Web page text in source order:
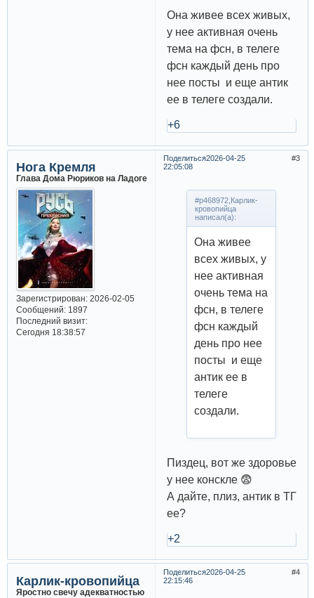
Она живее всех живых,
у нее активная очень
тема на фсн, в телеге
фсн каждый день про
нее посты и еще антик
ее в телеге создали.
+6
Поделиться 3
2026-04-25
22:05:08
Нога Кремля
Глава Дома Рюриков на Ладоге
Зарегистрирован: 2026-02-05
Сообщений:1897
Последний визит:
Сегодня 18:38:57
#p468972,Карлик-
кровопийца
написал(а):
Она живее
всех живых, у
нее активная
очень тема на
фсн, в телеге
фсн каждый
день про нее
посты и еще
антик ее в
телеге
создали.
Пиздец, вот же здоровье
у нее конскле 😨
А дайте, плиз, антик в ТГ
ее?
+2
Поделиться 4
2026-04-25
22:15:46
Карлик-кровопийца
Яростно свечу адекватностью